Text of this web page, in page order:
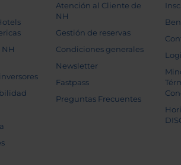
Atención al Cliente de
NH
Gestión de reservas
Condiciones generales
Newsletter
Fastpass
Preguntas Frecuentes